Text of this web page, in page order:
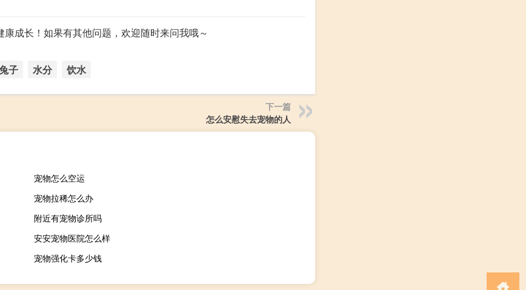
成长！如果有其他问题，欢迎随时来问我哦～
子 水分 饮水
下一篇
怎么安慰失去宠物的人
宠物怎么空运
宠物拉稀怎么办
附近有宠物诊所吗
安安宠物医院怎么样
宠物强化卡多少钱